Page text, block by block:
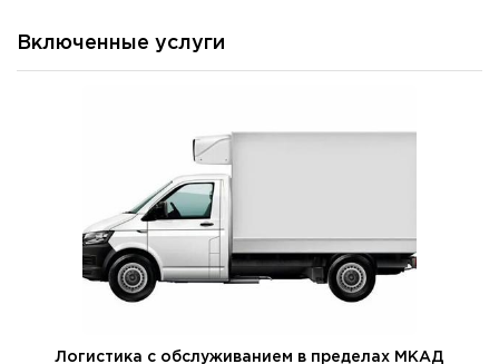
Включенные услуги
Логистика с обслуживанием в пределах МКАД